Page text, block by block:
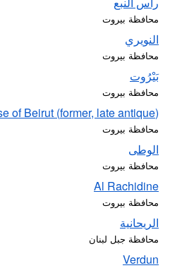
محافظة بيروت
النويري
محافظة بيروت
بَيْرُوت
محافظة بيروت
(former, late antique) Diocese of Beirut
محافظة بيروت
الوطى
محافظة بيروت
Al Rachidine
محافظة بيروت
الريحانية
محافظة جبل لبنان
Verdun